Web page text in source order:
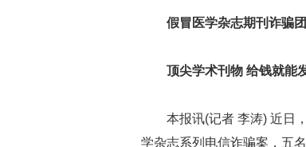
假冒医学杂志期刊诈骗
顶尖学术刊物 给钱就能
本报讯(记者 李涛) 近日
学杂志系列电信诈骗案，五